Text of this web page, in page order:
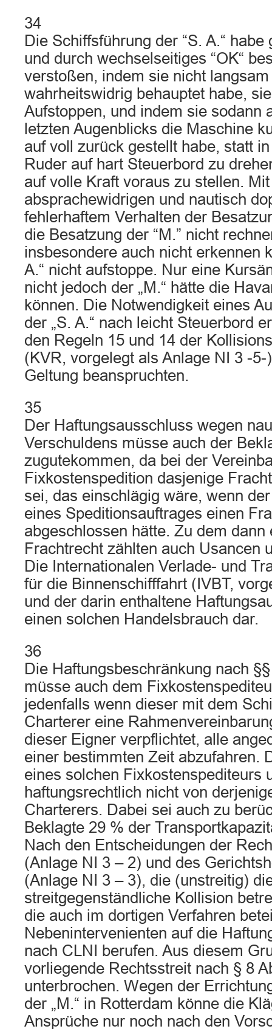
34
Die Schiffsführung der “S. A.“
und durch wechselseitiges “OK“
verstoßen, indem sie nicht
wahrheitswidrig behauptet habe,
Aufstoppen, und indem sie sodann
letzten Augenblicks die Maschine
auf voll zurück gestellt habe, statt
Ruder auf hart Steuerbord zu
auf volle Kraft voraus zu stellen.
absprachewidrigen und nautisch
fehlerhaftem Verhalten der
die Besatzung der “M.” nicht
insbesondere auch nicht erkennen
A.“ nicht aufstoppe. Nur eine
nicht jedoch der „M.“ hätte die
können. Die Notwendigkeit eines
der „S. A.“ nach leicht Steuerbord
den Regeln 15 und 14 der
(KVR, vorgelegt als Anlage NI 3 -
Geltung beanspruchten.
35
Der Haftungsausschluss wegen
Verschuldens müsse auch der
zugutekommen, da bei der
Fixkostenspedition dasjenige
sei, das einschlägig wäre, wenn
eines Speditionsauftrages einen
abgeschlossen hätte. Zu dem dann
Frachtrecht zählten auch Usancen
Die Internationalen Verlade- und
für die Binnenschifffahrt (IVBT,
und der darin enthaltene
einen solchen Handelsbrauch dar.
36
Die Haftungsbeschränkung nach
müsse auch dem
jedenfalls wenn dieser mit dem
Charterer eine
dieser Eigner verpflichtet, alle
einer bestimmten Zeit abzufahren.
eines solchen Fixkostenspediteurs
haftungsrechtlich nicht von
Charterers. Dabei sei auch zu
Beklagte 29 % der
Nach den Entscheidungen der
(Anlage NI 3 – 2) und des
(Anlage NI 3 – 3), die (unstreitig)
streitgegenständliche Kollision
die auch im dortigen Verfahren
Nebenintervenienten auf die
nach CLNI berufen. Aus diesem
vorliegende Rechtsstreit nach § 8
unterbrochen. Wegen der
der „M.“ in Rotterdam könne die
Ansprüche nur noch nach den